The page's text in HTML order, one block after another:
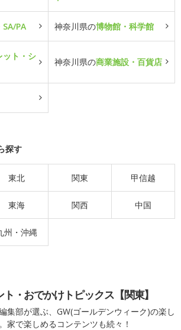
PA 神奈川県の博物館・科学館
ット・シ
神奈川県の商業施設・百貨店
探す
東北 関東 甲信越
東海 関西 中国
州・沖縄
ト・おでかけトピックス【関東】
集部が選ぶ、GW(ゴールデンウィーク)の楽し
家で楽しめるコンテンツも続々！